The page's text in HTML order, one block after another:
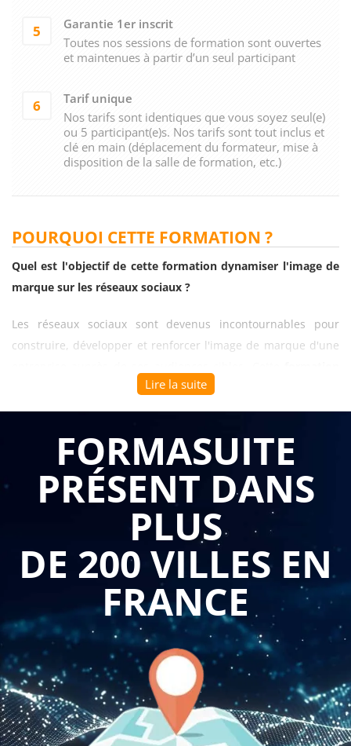
5
Garantie 1er inscrit
Toutes nos sessions de formation sont ouvertes
et maintenues à partir d’un seul participant
6
Tarif unique
Nos tarifs sont identiques que vous soyez seul(e)
ou 5 participant(e)s. Nos tarifs sont tout inclus et
clé en main (déplacement du formateur, mise à
disposition de la salle de formation, etc.)
POURQUOI CETTE FORMATION ?
Quel est l'objectif de cette formation dynamiser l'image de
marque sur les réseaux sociaux ?
Les réseaux sociaux sont devenus incontournables pour
construire, développer et renforcer l'image de marque d'une
dynamiser l'image de marque sur les réseaux sociaux
permet aux professionnels du marketing et de la
gagnantes pour créer une présence digitale forte, cohérente
et engageante. Vos collaborateurs apprennent à transformer
vos plateformes sociales en véritables leviers de notoriété, de
préférence de marque et de business, en créant une
communauté fidèle et des ambassadeurs authentiques de
votre entreprise.
Se former au social media branding avecFormasuite
garantit
une approche stratégique et opérationnelle immédiatement
applicable. Nous adaptons gratuitement le programme à
votre identité de marque, votre positionnement et vos
objectifs de communication digitale. Cette formation certifiée
Qualiopi propose des sessions courtes et concrètes qui
favorisent une montée en compétences rapide, avec des
ateliers pratiques de création de contenu et d'analyse de
Lire la suite
FORMASUITE
PRÉSENT DANS
PLUS
DE 200 VILLES EN
FRANCE